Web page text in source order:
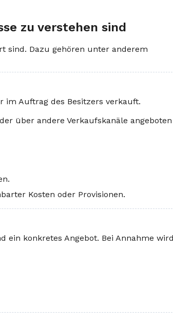
zu verstehen sind
sind. Dazu gehören unter anderem
im Auftrag des Besitzers verkauft.
über andere Verkaufskanäle angeboten
Kosten oder Provisionen.
konkretes Angebot. Bei Annahme